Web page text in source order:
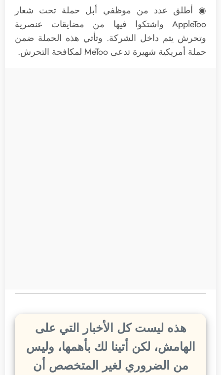
◉ أطلق عدد من موظفي أبل حملة تحت شعار
AppleToo واشتكوا فيها من مضايقات عنصرية
وتحرش يتم داخل الشركة. وتأتي هذه الحملة ضمن
حملة أمريكية شهيرة تدعى MeToo لمكافحة التحرش.
هذه ليست كل الأخبار التي على
الهامش، لكن أتينا لك بأهمها، وليس
من الضروري لغير المتخصص أن